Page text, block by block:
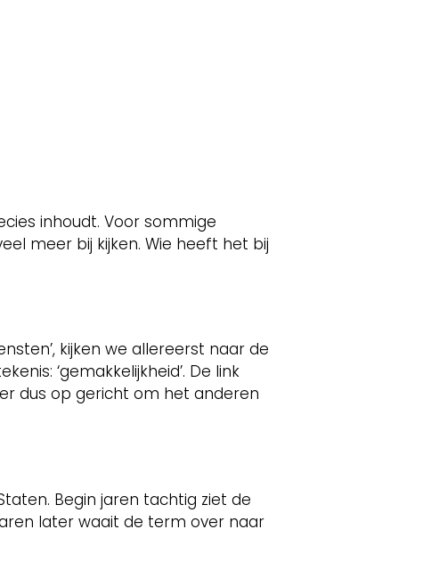
inhoudt. Voor sommige
meer bij kijken. Wie heeft het bij
kijken we allereerst naar de
‘gemakkelijkheid’. De link
dus op gericht om het anderen
Begin jaren tachtig ziet de
later waait de term over naar